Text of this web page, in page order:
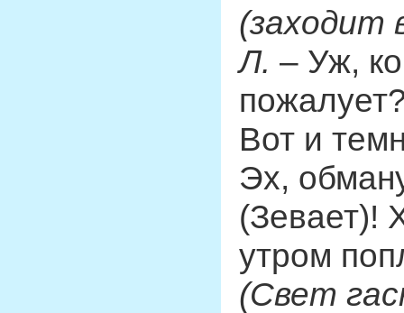
(заходит
Л. – Уж,
Вот и
Эх,
(Зевает)!
утром
(Свет